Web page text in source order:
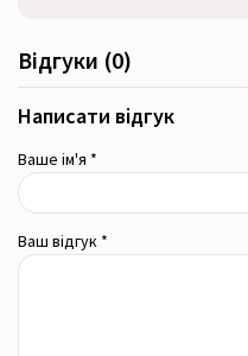
Відгуки (0)
Написати відгук
Ваше ім'я *
Ваш відгук *